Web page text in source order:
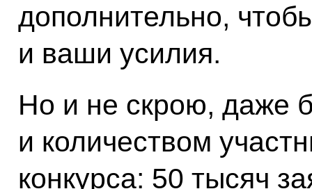
дополнительно,
и ваши усилия.
Но и не скрою, даже
и количеством
конкурса: 50 тысяч